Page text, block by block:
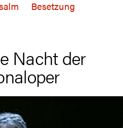
Besetzung
Nacht der